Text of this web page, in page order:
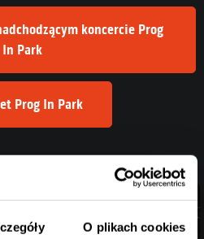
O plikach cookies
koncercie Prog
In Park
Prog In Park